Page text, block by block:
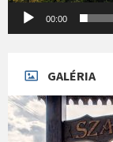
00:00
GALÉRIA